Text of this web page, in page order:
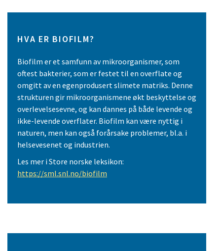
HVA ER BIOFILM?
Biofilm er et samfunn av mikroorganismer, som
oftest bakterier, som er festet til en overflate og
omgitt av en egenprodusert slimete matriks. Denne
strukturen gir mikroorganismene økt beskyttelse og
overlevelsesevne, og kan dannes på både levende og
ikke-levende overflater. Biofilm kan være nyttig i
naturen, men kan også forårsake problemer, bl.a. i
helsevesenet og industrien.
Les mer i Store norske leksikon:
https://sml.snl.no/biofilm